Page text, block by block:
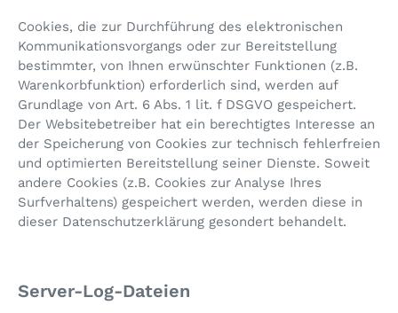
Cookies, die zur Durchführung des elektronischen
Kommunikationsvorgangs oder zur Bereitstellung
bestimmter, von Ihnen erwünschter Funktionen (z.B.
Warenkorbfunktion) erforderlich sind, werden auf
Grundlage von Art. 6 Abs. 1 lit. f DSGVO gespeichert.
Der Websitebetreiber hat ein berechtigtes Interesse an
der Speicherung von Cookies zur technisch fehlerfreien
und optimierten Bereitstellung seiner Dienste. Soweit
andere Cookies (z.B. Cookies zur Analyse Ihres
Surfverhaltens) gespeichert werden, werden diese in
dieser Datenschutzerklärung gesondert behandelt.
Server-Log-Dateien